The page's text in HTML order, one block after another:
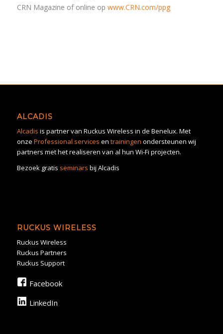
CRN Magazine of online op www.CRN.com/ppg
ALCADIS
Alcadis is partner van Ruckus Wireless in de Benelux. Met
onze Professional services en trainingen ondersteunen wij
partners met het realiseren van al hun Wi-Fi projecten.
Bezoek gratis seminars bij Alcadis
RUCKUS WIRELESS
Ruckus Wireless
Ruckus Partners
Ruckus Support
Facebook
LinkedIn